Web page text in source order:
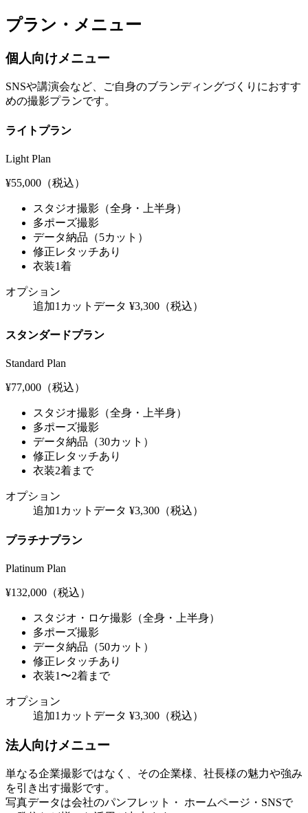
プラン・メニュー
個人向けメニュー
SNSや講演会など、ご自身のブランディングづくりにおすす
めの撮影プランです。
ライトプラン
Light Plan
¥55,000 （税込）
スタジオ撮影（全身・上半身）
多ポーズ撮影
データ納品（5カット）
修正レタッチあり
衣装1着
オプション
追加1カットデータ ¥3,300（税込）
スタンダードプラン
Standard Plan
¥77,000 （税込）
スタジオ撮影（全身・上半身）
多ポーズ撮影
データ納品（30カット）
修正レタッチあり
衣装2着まで
オプション
追加1カットデータ ¥3,300（税込）
プラチナプラン
Platinum Plan
¥132,000 （税込）
スタジオ・ロケ撮影（全身・上半身）
多ポーズ撮影
データ納品（50カット）
修正レタッチあり
衣装1〜2着まで
オプション
追加1カットデータ ¥3,300（税込）
法人向けメニュー
単なる企業撮影ではなく、その企業様、社長様の魅力や強み
を引き出す撮影です。
写真データは会社のパンフレット・ ホームページ・SNSで